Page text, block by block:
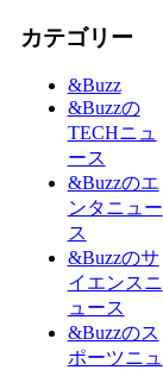
カテゴリー
&Buzz
&Buzzの
TECHニュ
ース
&Buzzのエ
ンタニュー
ス
&Buzzのサ
イエンスニ
ュース
&Buzzのス
ポーツニュ